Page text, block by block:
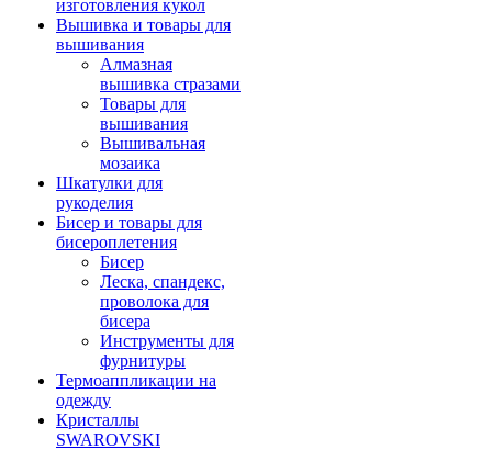
изготовления кукол
Вышивка и товары для
вышивания
Алмазная
вышивка стразами
Товары для
вышивания
Вышивальная
мозаика
Шкатулки для
рукоделия
Бисер и товары для
бисероплетения
Бисер
Леска, спандекс,
проволока для
бисера
Инструменты для
фурнитуры
Термоаппликации на
одежду
Кристаллы
SWAROVSKI